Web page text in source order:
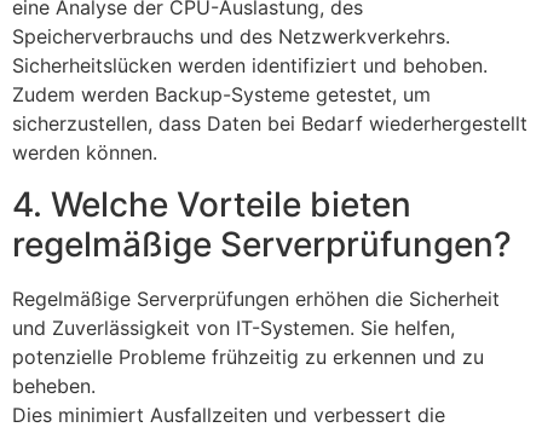
eine Analyse der CPU-Auslastung, des
Speicherverbrauchs und des Netzwerkverkehrs.
Sicherheitslücken werden identifiziert und behoben.
Zudem werden Backup-Systeme getestet, um
sicherzustellen, dass Daten bei Bedarf wiederhergestellt
werden können.
4. Welche Vorteile bieten
regelmäßige Serverprüfungen?
Regelmäßige Serverprüfungen erhöhen die Sicherheit
und Zuverlässigkeit von IT-Systemen. Sie helfen,
potenzielle Probleme frühzeitig zu erkennen und zu
beheben.
Dies minimiert Ausfallzeiten und verbessert die